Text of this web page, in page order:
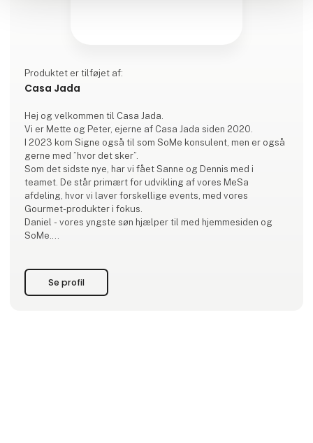
Produktet er tilføjet af:
Casa Jada
Hej og velkommen til Casa Jada.
Vi er Mette og Peter, ejerne af Casa Jada siden 2020.
I 2023 kom Signe også til som SoMe konsulent, men er også
gerne med ”hvor det sker”.
Som det sidste nye, har vi fået Sanne og Dennis med i
teamet. De står primært for udvikling af vores MeSa
afdeling, hvor vi laver forskellige events, med vores
Gourmet-produkter i fokus.
Daniel - vores yngste søn hjælper til med hjemmesiden og
SoMe.
Kærligheden til Spanien; naturen, kulturen og maden
Se profil